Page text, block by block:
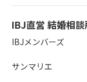
IBJ直営 結婚相
IBJメンバーズ
サンマリエ